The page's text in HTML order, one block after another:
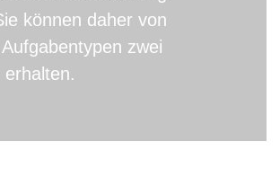
können daher von
zwei
erhalten.